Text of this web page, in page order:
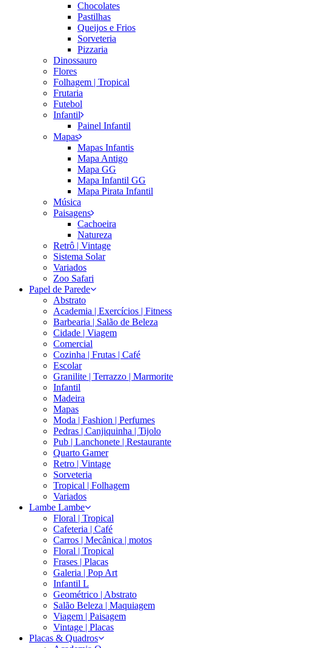
Chocolates
Pastilhas
Queijos e Frios
Sorveteria
Pizzaria
Dinossauro
Flores
Folhagem | Tropical
Frutaria
Futebol
Infantil
Painel Infantil
Mapas
Mapas Infantis
Mapa Antigo
Mapa GG
Mapa Infantil GG
Mapa Pirata Infantil
Música
Paisagens
Cachoeira
Natureza
Retrô | Vintage
Sistema Solar
Variados
Zoo Safari
Papel de Parede
Abstrato
Academia | Exercícios | Fitness
Barbearia | Salão de Beleza
Cidade | Viagem
Comercial
Cozinha | Frutas | Café
Escolar
Granilite | Terrazzo | Marmorite
Infantil
Madeira
Mapas
Moda | Fashion | Perfumes
Pedras | Canjiquinha | Tijolo
Pub | Lanchonete | Restaurante
Quarto Gamer
Retro | Vintage
Sorveteria
Tropical | Folhagem
Variados
Lambe Lambe
Floral | Tropical
Cafeteria | Café
Carros | Mecânica | motos
Floral | Tropical
Frases | Placas
Galeria | Pop Art
Infantil L
Geométrico | Abstrato
Salão Beleza | Maquiagem
Viagem | Paisagem
Vintage | Placas
Placas & Quadros